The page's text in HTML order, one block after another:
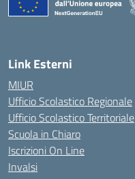
Link Esterni
MIUR
Ufficio Scolastico Regionale
Ufficio Scolastico Territoriale
Scuola in Chiaro
Iscrizioni On Line
Invalsi